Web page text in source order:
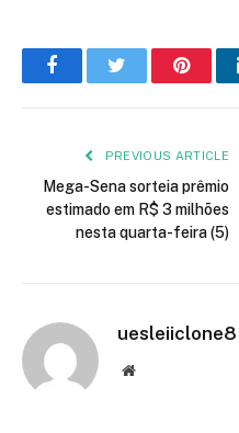
FacebookTwitter
PREVIOUS ARTICLE
Mega-Sena sorteia prêmio
estimado em R$ 3 milhões
nesta quarta-feira (5)
uesleiiclone8
Website